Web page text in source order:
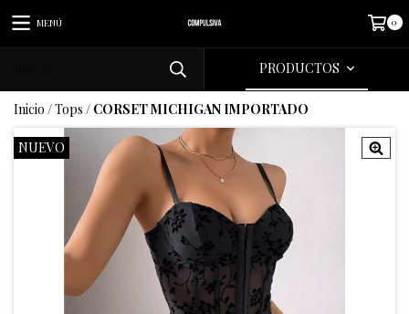
MENÚ 0
PRODUCTOS
Inicio /Tops / CORSET MICHIGAN IMPORTADO
NUEVO